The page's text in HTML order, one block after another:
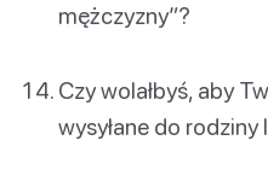
mężczyzny”?
Czy wolałbyś, aby
wysyłane do rodziny